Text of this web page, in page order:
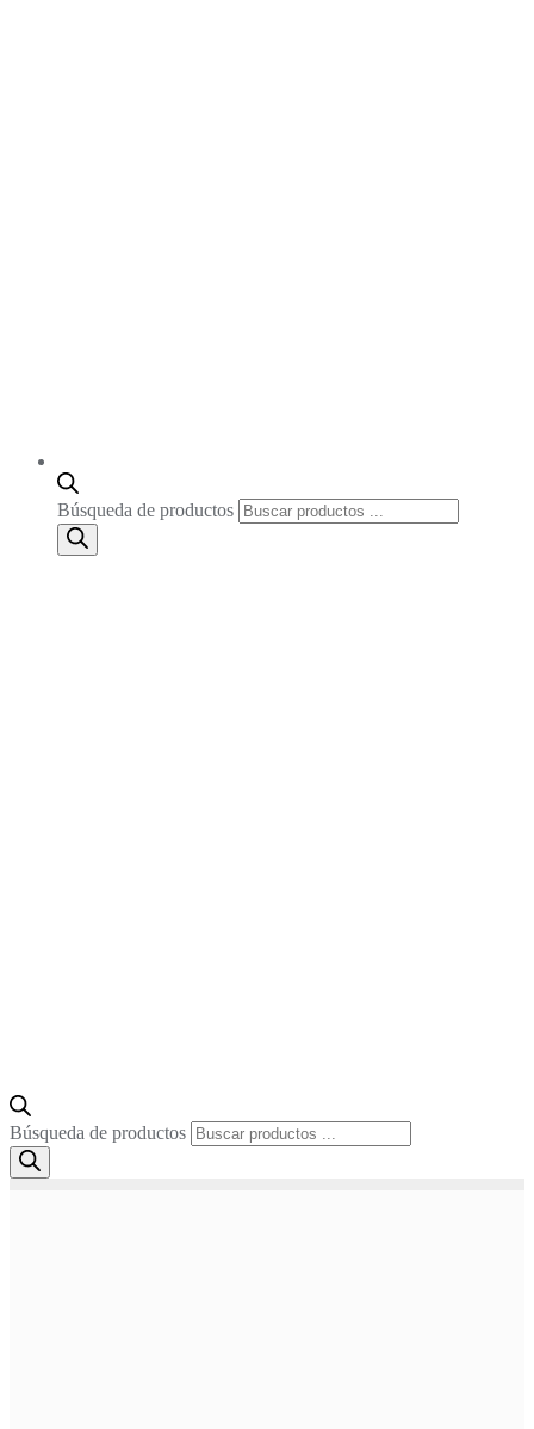
Búsqueda de productos
Búsqueda de productos